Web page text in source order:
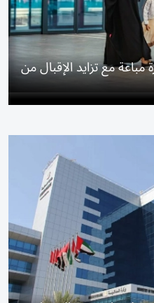
70 ألف تذكرة مباعة مع تزايد الإقبال من